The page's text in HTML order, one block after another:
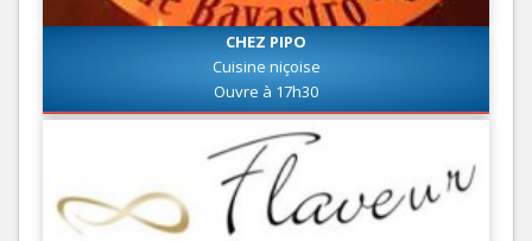
CHEZ PIPO
Cuisine niçoise
Ouvre à 17h30